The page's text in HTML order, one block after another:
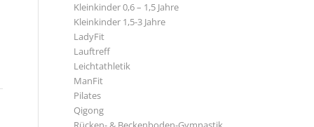
Kleinkinder 0,6 – 1,5 Jahre
Kleinkinder 1,5-3 Jahre
LadyFit
Lauftreff
Leichtathletik
ManFit
Pilates
Qigong